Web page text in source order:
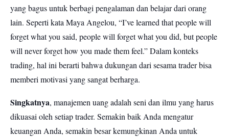
yang bagus untuk berbagi pengalaman dan belajar dari orang
lain. Seperti kata Maya Angelou, “I’ve learned that people will
forget what you said, people will forget what you did, but people
will never forget how you made them feel.” Dalam konteks
trading, hal ini berarti bahwa dukungan dari sesama trader bisa
memberi motivasi yang sangat berharga.
Singkatnya, manajemen uang adalah seni dan ilmu yang harus
dikuasai oleh setiap trader. Semakin baik Anda mengatur
keuangan Anda, semakin besar kemungkinan Anda untuk